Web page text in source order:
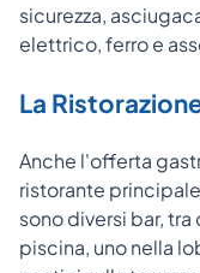
sicurezza,
elettrico, ferro e
La
Anche l'offerta
ristorante
sono diversi bar,
piscina, uno nella